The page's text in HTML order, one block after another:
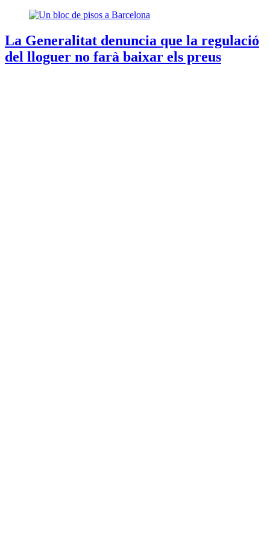
La Generalitat denuncia que la regulació
del lloguer no farà baixar els preus